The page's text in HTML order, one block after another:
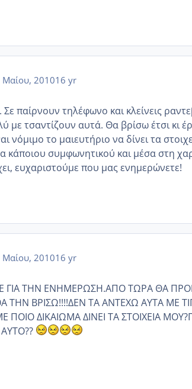
Μαίου, 201016 yr
παίρνουν τηλέφωνο και κλείνεις
με τσαντίζουν αυτά. Θα βρίσω έτσι κι
νόμιμο το μαιευτήριο να δίνει τα
κάποιου συμφωνητικού και μέσα στη
ευχαριστούμε που μας ενημερώνετε!
Μαίου, 201016 yr
ΓΙΑ ΤΗΝ ΕΝΗΜΕΡΩΣΗ.ΑΠΟ ΤΩΡΑ ΘΑ
ΤΗΝ ΒΡΙΣΩ!!!!ΔΕΝ ΤΑ ΑΝΤΕΧΩ ΑΥΤΑ ΜΕ
ΠΟΙΟ ΔΙΚΑΙΩΜΑ ΔΙΝΕΙ ΤΑ ΣΤΟΙΧΕΙΑ